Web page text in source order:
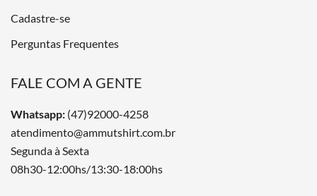
Cadastre-se
Perguntas Frequentes
FALE COM A GENTE
Whatsapp: (47)92000-4258
atendimento@ammutshirt.com.br
Segunda à Sexta
08h30-12:00hs/13:30-18:00hs